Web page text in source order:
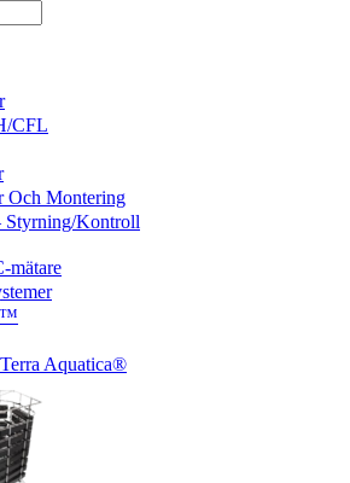
CFL
Och Montering
Styrning/Kontroll
mätare
Aquatica®